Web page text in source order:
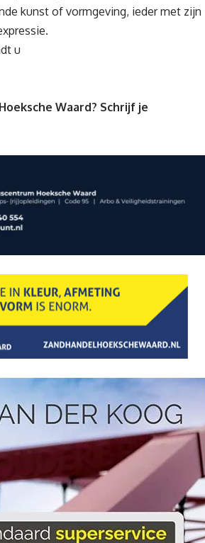
kunst of vormgeving, ieder met zijn
u
Waard? Schrijf je